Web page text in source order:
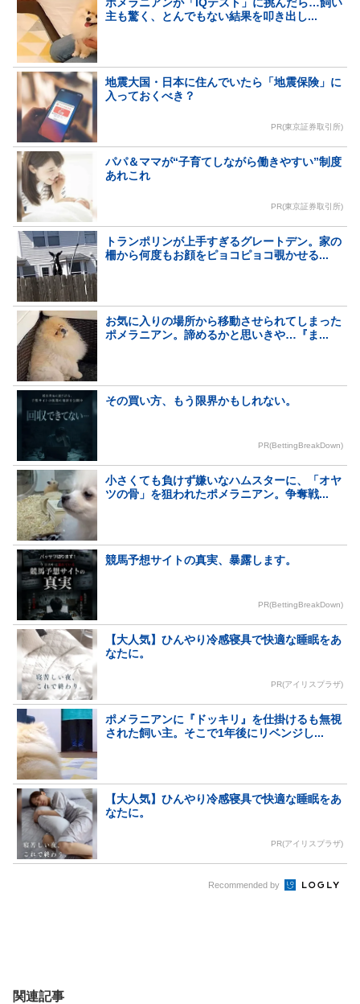
主も驚く、とんでもない結果を叩き出し...
地震大国・日本に住んでいたら「地震保険」に
入っておくべき？
PR(東京証券取引所)
パパ＆ママが“子育てしながら働きやすい”制度
あれこれ
PR(東京証券取引所)
トランポリンが上手すぎるグレートデン。家の
柵から何度もお顔をピョコピョコ覗かせる...
お気に入りの場所から移動させられてしまった
ポメラニアン。諦めるかと思いきや…『ま...
その買い方、もう限界かもしれない。
PR(BettingBreakDown)
小さくても負けず嫌いなハムスターに、「オヤ
ツの骨」を狙われたポメラニアン。争奪戦...
競馬予想サイトの真実、暴露します。
PR(BettingBreakDown)
【大人気】ひんやり冷感寝具で快適な睡眠をあ
なたに。
PR(アイリスプラザ)
ポメラニアンに『ドッキリ』を仕掛けるも無視
された飼い主。そこで1年後にリベンジし...
【大人気】ひんやり冷感寝具で快適な睡眠をあ
なたに。
PR(アイリスプラザ)
Recommended by
関連記事